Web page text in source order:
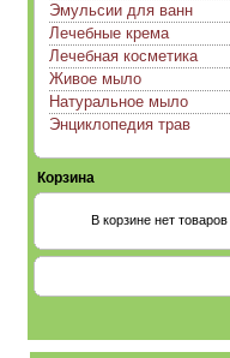
Эмульсии для ванн
Лечебные крема
Лечебная косметика
Живое мыло
Натуральное мыло
Энциклопедия трав
Корзина
В корзине нет товаров